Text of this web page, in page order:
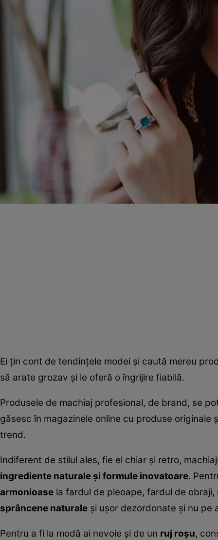
Ei țin cont de tendințele modei și caută mereu
să arate grozav și le oferă o îngrijire fiabilă.
Produsele de machiaj profesional, de brand, se
găsesc în magazinele online cu produse
trend.
Indiferent de stilul ales, fie el chiar și retro,
ingrediente naturale și formule inovatoare.
armonioase la fardul de pleoape, fardul de
sprâncene naturale și ușor dezordonate și nu
Pentru a fi la modă ai nevoie și de un ruj roșu,